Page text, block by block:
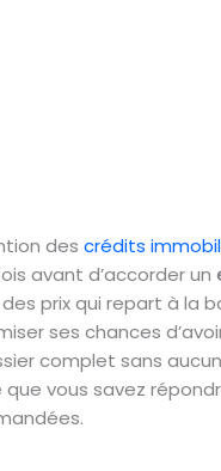
des crédits
avant d’accorder un
prix qui repart à la
ses chances
complet sans
vous savez